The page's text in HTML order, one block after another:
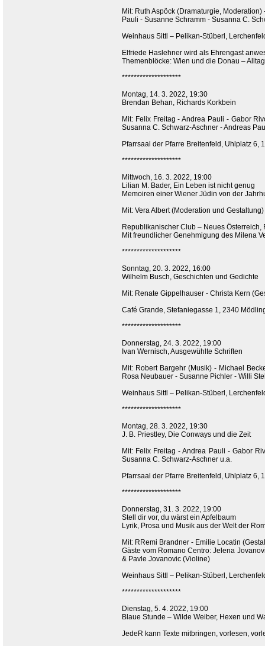
Mit: Ruth Aspöck (Dramaturgie,
Pauli - Susanne Schramm - Susanna C.
Weinhaus Sittl – Pelikan-Stüberl,
Elfriede Haslehner wird als Ehrengast
Themenblöcke: Wien und die Donau –
********************
Montag, 14. 3. 2022, 19:30
Brendan Behan, Richards Korkbein
Mit: Felix Freitag - Andrea Pauli - Gabor
Susanna C. Schwarz-Aschner - Andreas
Pfarrsaal der Pfarre Breitenfeld, Uhlplatz 6,
********************
Mittwoch, 16. 3. 2022, 19:00
Lilian M. Bader, Ein Leben ist nicht genug
Memoiren einer Wiener Jüdin von der
Mit: Vera Albert (Moderation und
Republikanischer Club – Neues
Mit freundlicher Genehmigung des Milena
********************
Sonntag, 20. 3. 2022, 16:00
Wilhelm Busch, Geschichten und Gedichte
Mit: Renate Gippelhauser - Christa Kern
Café Grande, Stefaniegasse 1, 2340
********************
Donnerstag, 24. 3. 2022, 19:00
Ivan Wernisch, Ausgewühlte Schriften
Mit: Robert Bargehr (Musik) - Michael
Rosa Neubauer - Susanne Pichler - Willi
Weinhaus Sittl – Pelikan-Stüberl,
********************
Montag, 28. 3. 2022, 19:30
J. B. Priestley, Die Conways und die Zeit
Mit: Felix Freitag - Andrea Pauli - Gabor
Susanna C. Schwarz-Aschner u.a.
Pfarrsaal der Pfarre Breitenfeld, Uhlplatz 6,
********************
Donnerstag, 31. 3. 2022, 19:00
Stell dir vor, du wärst ein Apfelbaum
Lyrik, Prosa und Musik aus der Welt der
Mit: RRemi Brandner - Emilie Locatin
Gäste vom Romano Centro: Jelena
& Pavle Jovanovic (Violine)
Weinhaus Sittl – Pelikan-Stüberl,
********************
Dienstag, 5. 4. 2022, 19:00
Blaue Stunde – Wilde Weiber, Hexen und
JedeR kann Texte mitbringen, vorlesen,